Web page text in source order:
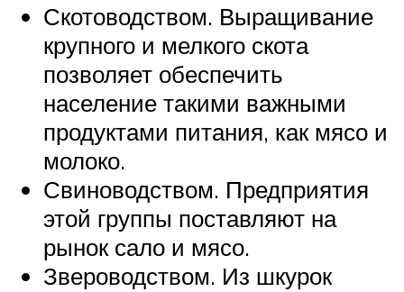
Скотоводством. Выращивание
крупного и мелкого скота
позволяет обеспечить
население такими важными
продуктами питания, как мясо и
молоко.
Свиноводством. Предприятия
этой группы поставляют на
рынок сало и мясо.
Звероводством. Из шкурок